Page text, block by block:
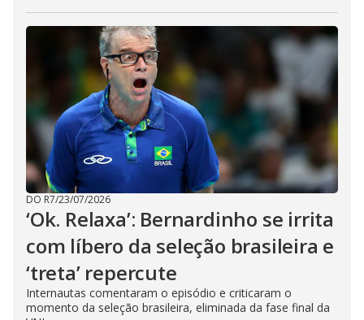
DO R7/23/07/2026
‘Ok. Relaxa’: Bernardinho se irrita
com líbero da seleção brasileira e
‘treta’ repercute
Internautas comentaram o episódio e criticaram o
momento da seleção brasileira, eliminada da fase final da